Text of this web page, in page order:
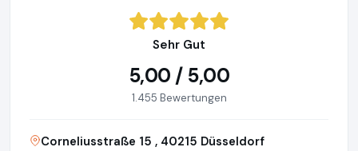
Sehr Gut
5,00 / 5,00
1.455 Bewertungen
Corneliusstraße 15 , 40215 Düsseldorf